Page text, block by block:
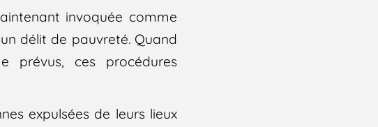
invoquée comme
délit de pauvreté. Quand
ces procédures
expulsées de leurs lieux